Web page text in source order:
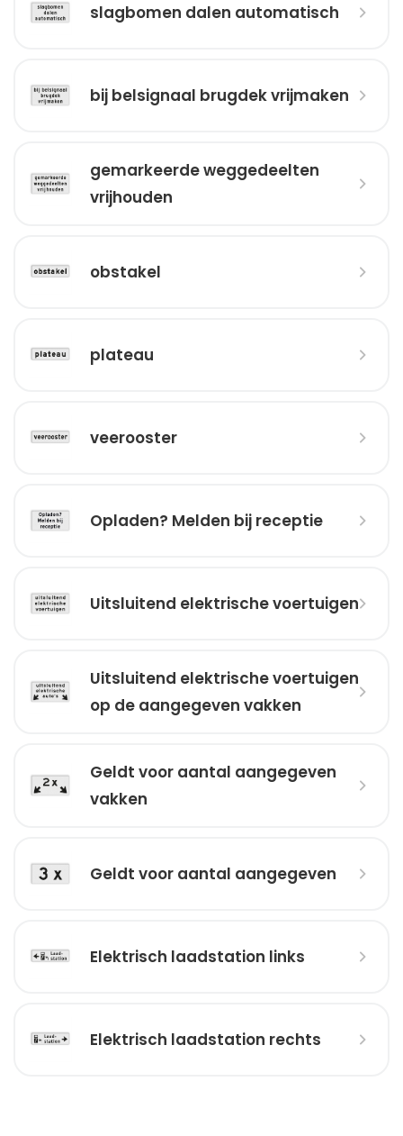
slagbomen dalen automatisch
bij belsignaal brugdek vrijmaken
gemarkeerde weggedeelten
vrijhouden
obstakel
plateau
veerooster
Opladen? Melden bij receptie
Uitsluitend elektrische voertuigen
Uitsluitend elektrische voertuigen
op de aangegeven vakken
Geldt voor aantal aangegeven
vakken
Geldt voor aantal aangegeven
Elektrisch laadstation links
Elektrisch laadstation rechts